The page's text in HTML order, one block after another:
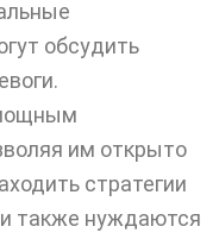
обсудить
им открыто
стратегии
также нуждаются